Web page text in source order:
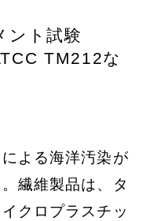
ント試験
TM212な
よる海洋汚染が
繊維製品は、タ
クロプラスチッ